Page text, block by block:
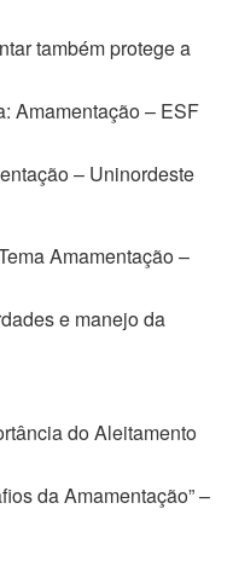
também protege a
Amamentação – ESF
– Uninordeste
Amamentação –
e manejo da
do Aleitamento
da Amamentação” –